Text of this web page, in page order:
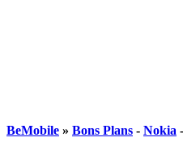
BeMobile » Bons Plans - Nokia -